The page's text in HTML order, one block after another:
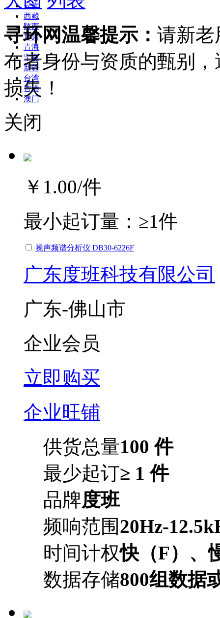
云南
西藏
陕西
甘肃
青海
宁夏
新疆
台湾
香港
澳门
寻环网温馨提示： 请新老
布者身份与资质的甄别
损失！
关闭
￥1.00/件
最小起订量： ≥1件
噪声频谱分析仪 DB30-6226F
广东度班科技有限公司
广东-佛山市
企业会员
立即购买
企业旺铺
供货总量100 件
最少起订≥ 1 件
品牌度班
频响范围20Hz-
时间计权快（F）、
数据存储800组数据